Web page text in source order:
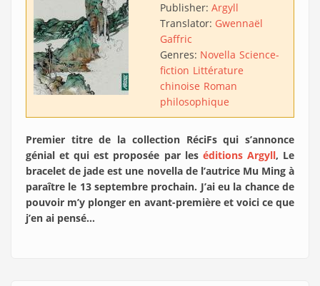
Publisher: Argyll
Translator: Gwennaël
Gaffric
Genres: Novella Science-
fiction Littérature
chinoise Roman
philosophique
Premier titre de la collection RéciFs qui s’annonce
génial et qui est proposée par les éditions Argyll, Le
bracelet de jade est une novella de l’autrice Mu Ming à
paraître le 13 septembre prochain. J’ai eu la chance de
pouvoir m’y plonger en avant-première et voici ce que
j’en ai pensé…